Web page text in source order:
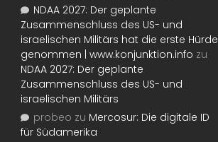
NDAA 2027: Der geplante
Zusammenschluss des US- und
israelischen Militärs hat die erste Hürde
genommen | www.konjunktion.info zu
NDAA 2027: Der geplante
Zusammenschluss des US- und
israelischen Militärs
probeo zu Mercosur: Die digitale ID
für Südamerika